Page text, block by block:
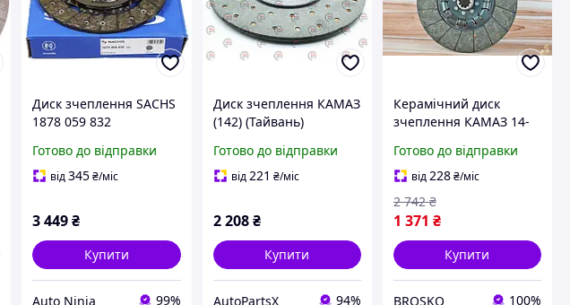
Диск зчеплення SACHS
1878 059 832
Готово до відправки
від345₴/міс
3 449₴
Купити
Auto Ninja 99%
Диск зчеплення КАМАЗ
(142) (Тайвань)
Готово до відправки
від221 ₴/міс
2 208 ₴
Купити
AutoPartsX 94%
Керамічний диск
зчеплення КАМАЗ 14-
пружинами для
надійної роботи
автомобіля
Готово до відправки
від228₴/міс
1 371 ₴
2 742 ₴
Купити
BROSKO 100%